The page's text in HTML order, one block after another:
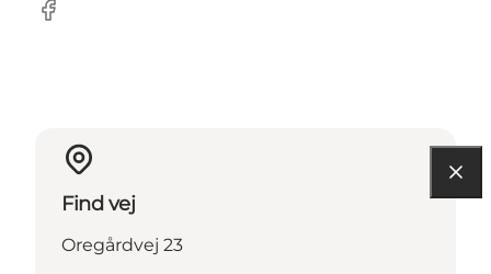
Facebook
Find vej
Oregårdvej 23